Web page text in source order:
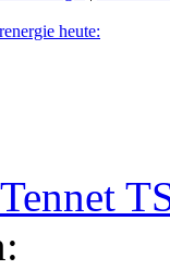
heute: